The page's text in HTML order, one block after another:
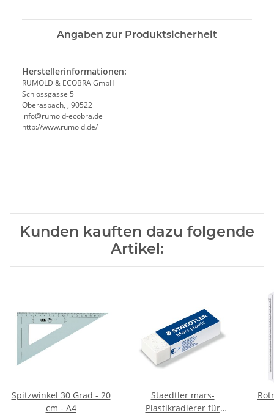
Angaben zur Produktsicherheit
Herstellerinformationen:
RUMOLD & ECOBRA GmbH
Schlossgasse 5
Oberasbach, , 90522
info@rumold-ecobra.de
http://www.rumold.de/
Kunden kauften dazu folgende
Artikel:
Spitzwinkel 30 Grad - 20
cm - A4
Staedtler mars-
Plastikradierer für